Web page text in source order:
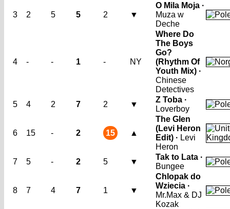
3 2 5 5 2 ▼
O Mila Moja ·
Muza w
Deche
4 - - 1 - NY
Where Do
The Boys
Go?
(Rhythm Of
Youth Mix) ·
Chinese
Detectives
5
4 2 7 2 ▼
Z Toba ·
Loverboy
6 15 - 2 15 ▲
The Glen
(Levi Heron
Edit) · Levi
Heron
7
5 - 2 5 ▼
Tak to Lata ·
Bungee
8 7 4 7 1 ▼
Chlopak do
Wziecia ·
Mr.Max & DJ
Kozak